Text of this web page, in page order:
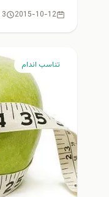
2015-10-12 3 دقیقه مطالعه
تناسب اندام